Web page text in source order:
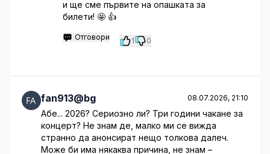
и ще сме първите на опашката за
билети! 🤩 👍
Отговори 1 0
fan913@bg 08.07.2026, 21:10
Абе... 2026? Сериозно ли? Три години чакане за
концерт? Не знам де, малко ми се вижда
странно да анонсират нещо толкова далеч.
Може би има някаква причина, не знам –